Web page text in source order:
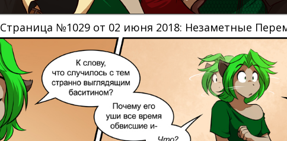
Страница №1029 от 02 июня 2018: Незаметные